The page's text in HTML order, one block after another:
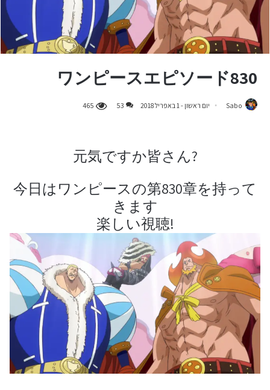
ワンピースエピソード830
Sabo יום ראשון - 1 באפריל 2018 53
465
?元気ですか皆さん
今日はワンピースの第830章を持って
きます
!楽しい視聴